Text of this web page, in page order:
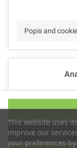
This website uses
improve our
your preferences
Popis and